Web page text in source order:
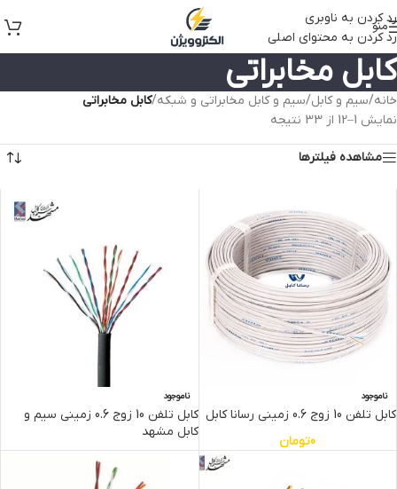
رد کردن به ناوبری
رد کردن به محتوای اصلی
منو
کابل مخابراتی
خانه/سیم و کابل/سیم و کابل مخابراتی و شبکه/کابل مخابراتی
نمایش 1–12 از 33 نتیجه
مشاهده فیلترها
ناموجود
کابل تلفن 10 زوج 0.6 زمینی رسانا کابل
0تومان
ناموجود
کابل تلفن 10 زوج 0.6 زمینی سیم و
کابل مشهد